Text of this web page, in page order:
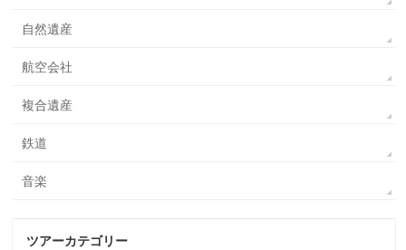
自然遺産
航空会社
複合遺産
鉄道
音楽
ツアーカテゴリー